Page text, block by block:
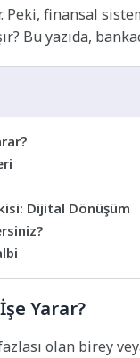
finansal
Bu yazıda,
Dijital Dönüşüm
Yarar?
olan birey